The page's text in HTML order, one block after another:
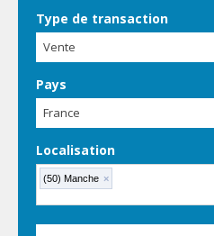
Type de transaction
Vente
Pays
France
Localisation
(50) Manche ×